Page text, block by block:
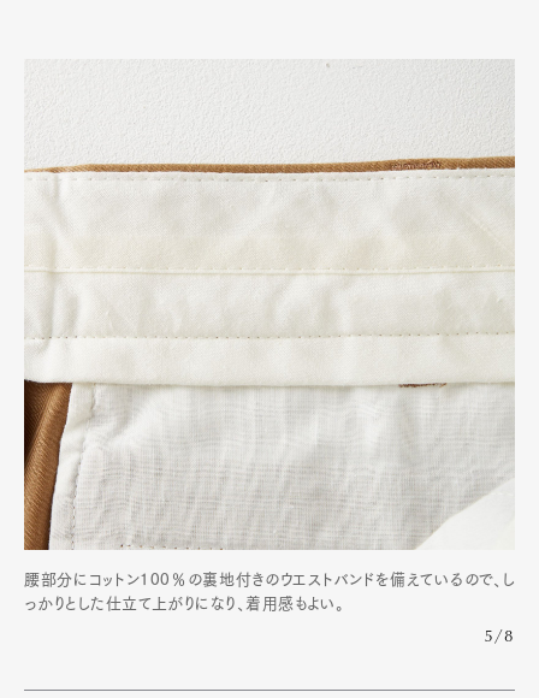
腰部分にコットン100％の裏地付きのウエストバンドを備えているので、し
っかりとした仕立て上がりになり、着用感もよい。
5/8